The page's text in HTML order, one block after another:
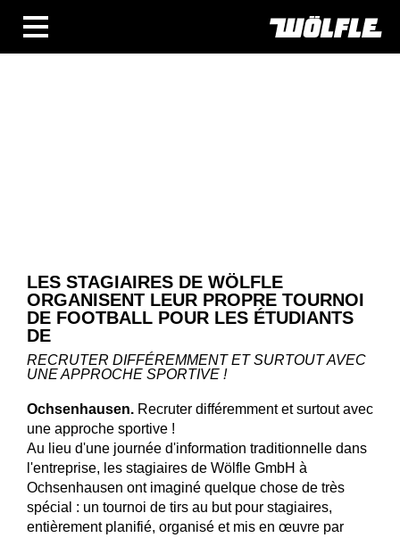
LES ENTREPRISES
CARRIÈRE
TÉLÉCHARGEMENTS
DEEN
LES STAGIAIRES DE WÖLFLE
ORGANISENT LEUR PROPRE TOURNOI
DE FOOTBALL POUR LES ÉTUDIANTS
DE
RECRUTER DIFFÉREMMENT ET SURTOUT AVEC
UNE APPROCHE SPORTIVE !
Ochsenhausen. Recruter différemment et surtout avec
une approche sportive !
Au lieu d'une journée d'information traditionnelle dans
l'entreprise, les stagiaires de Wölfle GmbH à
Ochsenhausen ont imaginé quelque chose de très
spécial : un tournoi de tirs au but pour stagiaires,
entièrement planifié, organisé et mis en œuvre par